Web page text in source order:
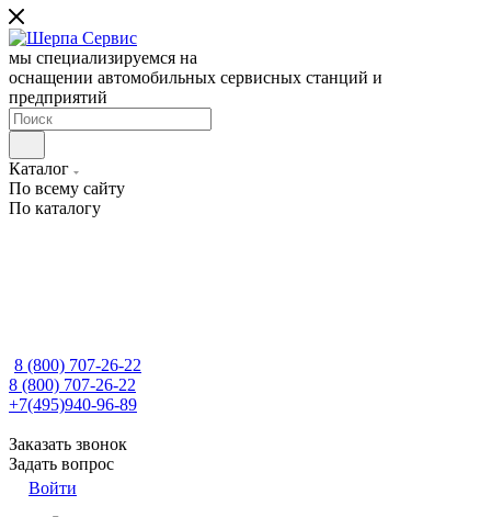
мы специализируемся на
оснащении автомобильных сервисных станций и
предприятий
Каталог
По всему сайту
По каталогу
8 (800) 707-26-22
8 (800) 707-26-22
+7(495)940-96-89
Заказать звонок
Задать вопрос
Войти